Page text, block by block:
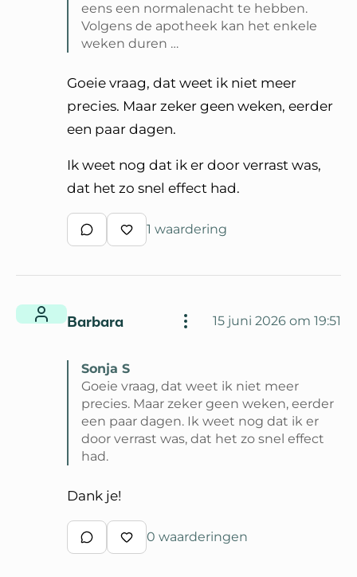
eens een normalenacht te hebben.
Volgens de apotheek kan het enkele
weken duren …
Goeie vraag, dat weet ik niet meer
precies. Maar zeker geen weken, eerder
een paar dagen.
Ik weet nog dat ik er door verrast was,
dat het zo snel effect had.
Schrijf een reactie
Waardeer reactie
1 waardering
Barbara 15 juni 2026 om 19:51
Sonja S
Goeie vraag, dat weet ik niet meer
precies. Maar zeker geen weken, eerder
een paar dagen. Ik weet nog dat ik er
door verrast was, dat het zo snel effect
had.
Dank je!
Schrijf een reactie
Waardeer reactie
0 waarderingen